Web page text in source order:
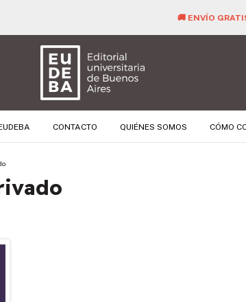
PARA TODAS LAS COMPRAS SUPERIORES A $ 40.000 🚚
CONTACTO QUIÉNES SOMOS CÓMO